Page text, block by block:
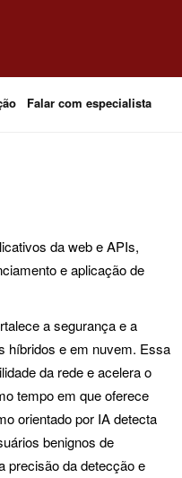
Falar com especialista
da web e APIs,
e aplicação de
a segurança e a
híbridos e em nuvem. Essa
da rede e acelera o
tempo em que oferece
orientado por IA detecta
benignos de
precisão da detecção e